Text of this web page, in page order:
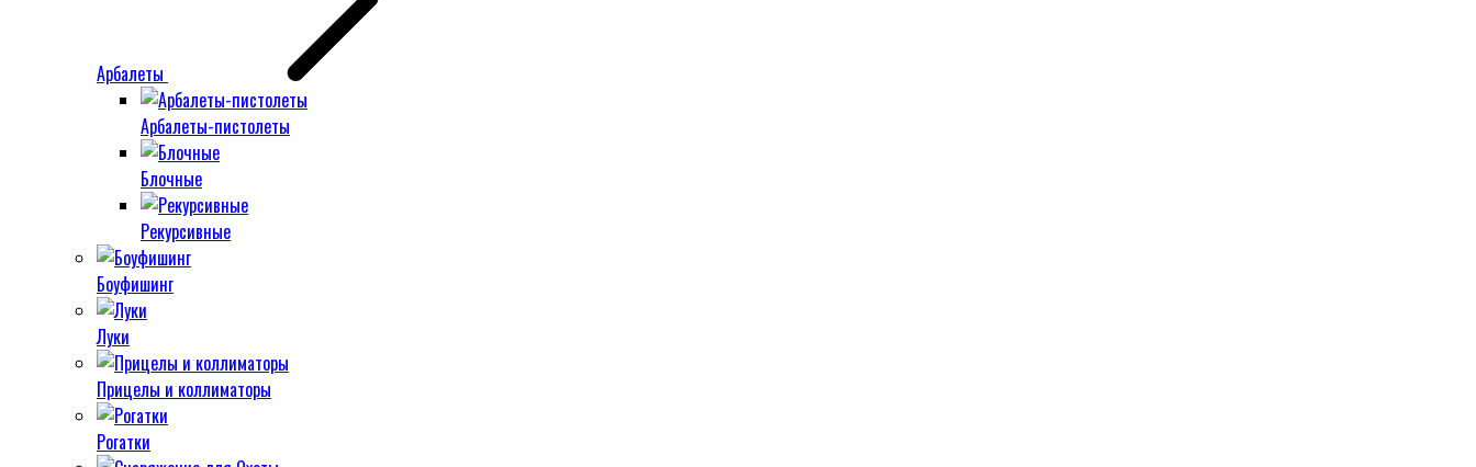
Арбалеты
Арбалеты-пистолеты
Блочные
Рекурсивные
Боуфишинг
Луки
Прицелы и коллиматоры
Рогатки